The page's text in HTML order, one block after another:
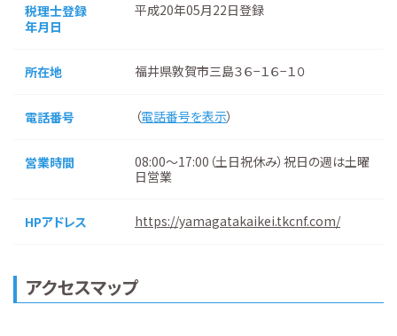
税理士登録
年月日
平成20年05月22日登録
所在地 福井県敦賀市三島３６−１６−１０
電話番号 （電話番号を表示）
営業時間
08:00～17:00（土日祝休み）祝日の週は土曜
日営業
HPアドレス https://yamagatakaikei.tkcnf.com/
アクセスマップ